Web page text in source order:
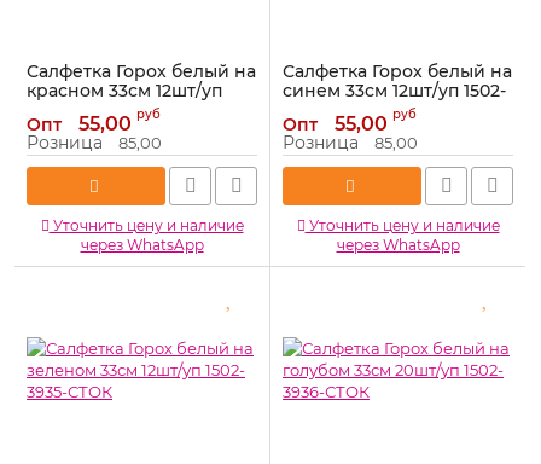
Салфетка Горох белый на
красном 33см 12шт/уп
1502-3934-СТОК
Артикул: 1502-3934-СТОК
Опт 55,00 руб
Розница 85,00
Уточнить цену и наличие
через WhatsApp
Салфетка Горох белый на
синем 33см 12шт/уп 1502-
Артикул: 1502-3931-СТОК
Опт 55,00 руб
Розница 85,00
Уточнить цену и наличие
через WhatsApp